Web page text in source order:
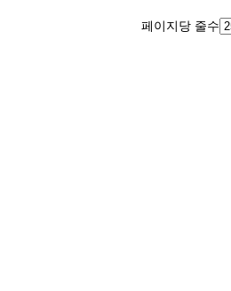
페이지당 줄수